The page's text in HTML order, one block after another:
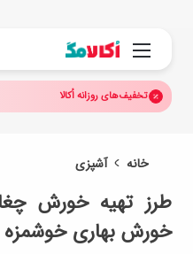
منو
تخفیف‌های روزانه اُکالا
خانه آشپزی
طرز تهیه خورش
خورش بهاری خوشمزه